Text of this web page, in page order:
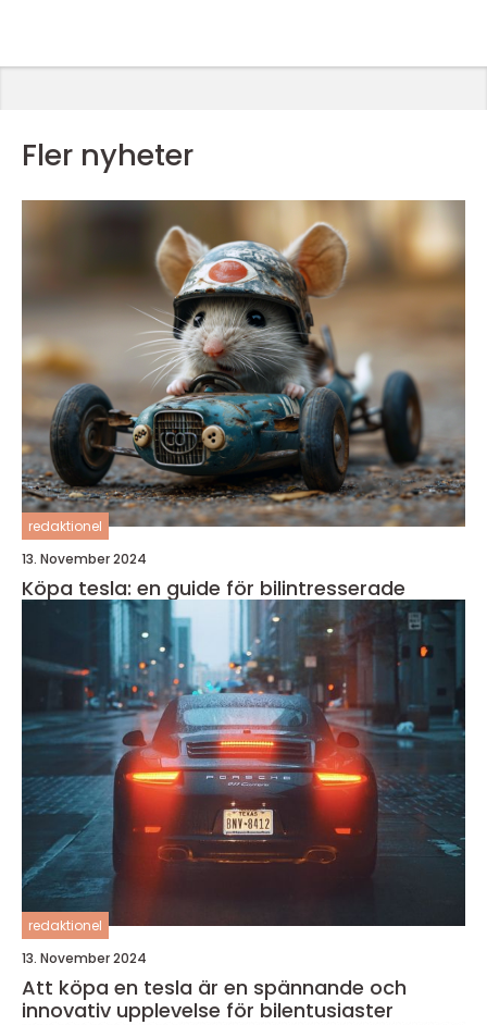
Fler nyheter
redaktionel
13. November 2024
Köpa tesla: en guide för bilintresserade
redaktionel
13. November 2024
Att köpa en tesla är en spännande och
innovativ upplevelse för bilentusiaster